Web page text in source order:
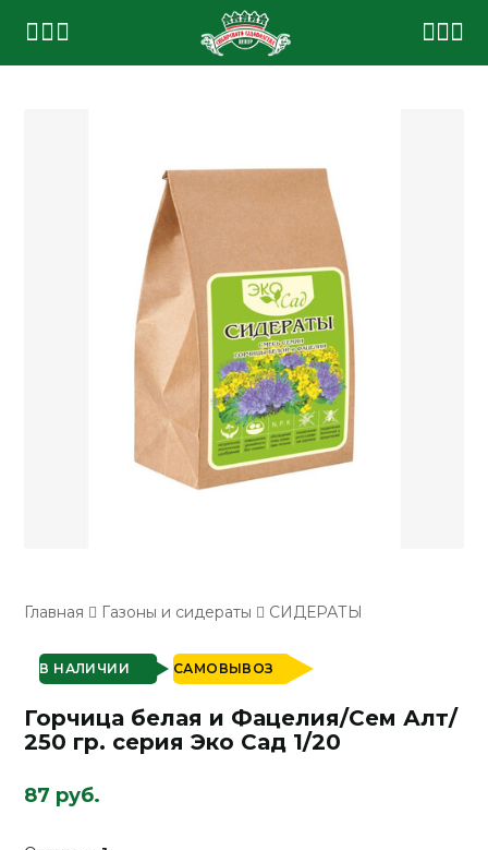
Главная Газоны и сидераты СИДЕРАТЫ
В НАЛИЧИИ САМОВЫВОЗ
Горчица белая и Фацелия/Сем Алт/
250 гр. серия Эко Сад 1/20
87 руб.